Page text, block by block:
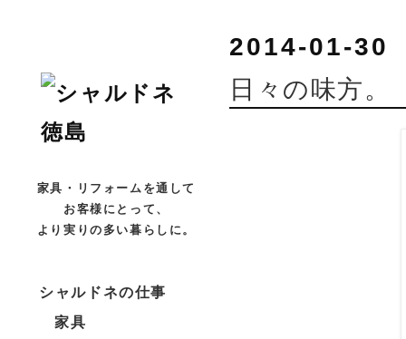
家具・リフォームを通して
お客様にとって、
より実りの多い暮らしに。
シャルドネの仕事
家具
2014-01-30
日々の味方。